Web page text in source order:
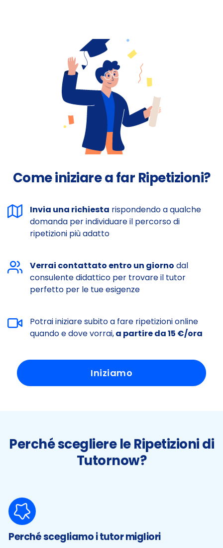
Come iniziare a far Ripetizioni?
Invia una richiesta rispondendo a qualche
domanda per individuare il percorso di
ripetizioni più adatto
Verrai contattato entro un giorno dal
consulente didattico per trovare il tutor
perfetto per le tue esigenze
Potrai iniziare subito a fare ripetizioni online
quando e dove vorrai,a partire da 15 €/ora
Iniziamo
Perché scegliere le Ripetizioni di
Tutornow?
Perché scegliamo i tutor migliori